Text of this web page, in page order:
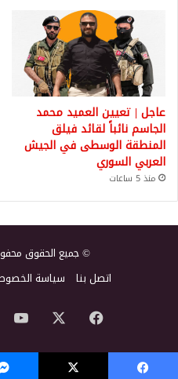
عاجل | تعيين العميد محمد
الجاسم نائباً لقائد فيلق
المنطقة الوسطى في الجيش
العربي السوري
منذ 5 ساعات
© جميع الحقوق محفوظة
اتصل بنا
سياسة
فيسبوك